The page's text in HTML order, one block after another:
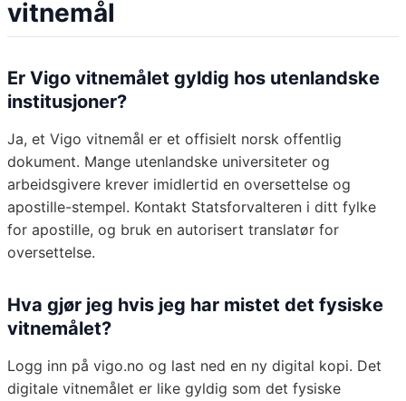
vitnemål
Er Vigo vitnemålet gyldig hos utenlandske
institusjoner?
Ja, et Vigo vitnemål er et offisielt norsk offentlig
dokument. Mange utenlandske universiteter og
arbeidsgivere krever imidlertid en oversettelse og
apostille-stempel. Kontakt Statsforvalteren i ditt fylke
for apostille, og bruk en autorisert translatør for
oversettelse.
Hva gjør jeg hvis jeg har mistet det fysiske
vitnemålet?
Logg inn på vigo.no og last ned en ny digital kopi. Det
digitale vitnemålet er like gyldig som det fysiske